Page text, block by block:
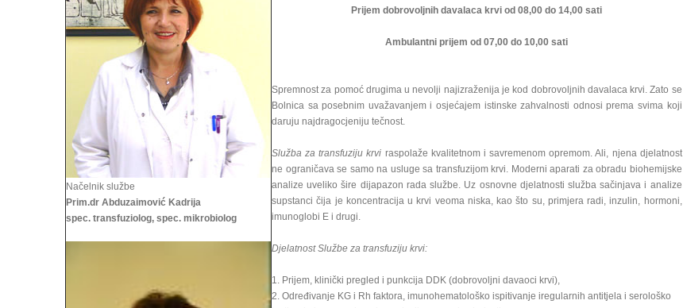
Načelnik službe
Prim.dr Abduzaimović Kadrija
spec. transfuziolog, spec. mikrobiolog
Prijem dobrovoljnih davalaca krvi od 08,00 do 14,00 sati
Ambulantni prijem od 07,00 do 10,00 sati
Spremnost za pomoć drugima u nevolji najizraženija je kod dobrovoljnih davalaca krvi. Zato se
Bolnica sa posebnim uvažavanjem i osjećajem istinske zahvalnosti odnosi prema svima koji
daruju najdragocjeniju tečnost.
Služba za transfuziju krvi raspolaže kvalitetnom i savremenom opremom. Ali, njena djelatnost
ne ograničava se samo na usluge sa transfuzijom krvi. Moderni aparati za obradu biohemijske
analize uveliko šire dijapazon rada službe. Uz osnovne djelatnosti služba sačinjava i analize
supstanci čija je koncentracija u krvi veoma niska, kao što su, primjera radi, inzulin, hormoni,
imunoglobi E i drugi.
Djelatnost Službe za transfuziju krvi:
1. Prijem, klinički pregled i punkcija DDK (dobrovoljni davaoci krvi),
2. Određivanje KG i Rh faktora, imunohematološko ispitivanje iregularnih antitjela i serološko